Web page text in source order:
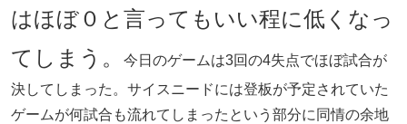
はほぼ０と言ってもいい程に低くなっ
てしまう。
今日のゲームは3回の4失点でほぼ試合が
決してしまった。サイスニードには登板が予定されていた
ゲームが何試合も流れてしまったという部分に同情の余地